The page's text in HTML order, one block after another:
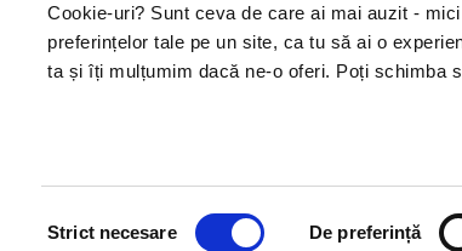
Cookie-uri? Sunt ceva de care ai mai auzit -
preferințelor tale pe un site, ca tu să ai o
ta și îți mulțumim dacă ne-o oferi. Poți schimba
Strict necesare De preferință
©2026 Nemo EPG SRL. Toate drepturile